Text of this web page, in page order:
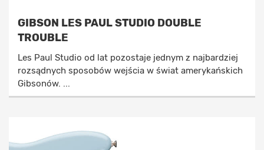
GIBSON LES PAUL STUDIO DOUBLE
TROUBLE
Les Paul Studio od lat pozostaje jednym z najbardziej
rozsądnych sposobów wejścia w świat amerykańskich
Gibsonów. ...